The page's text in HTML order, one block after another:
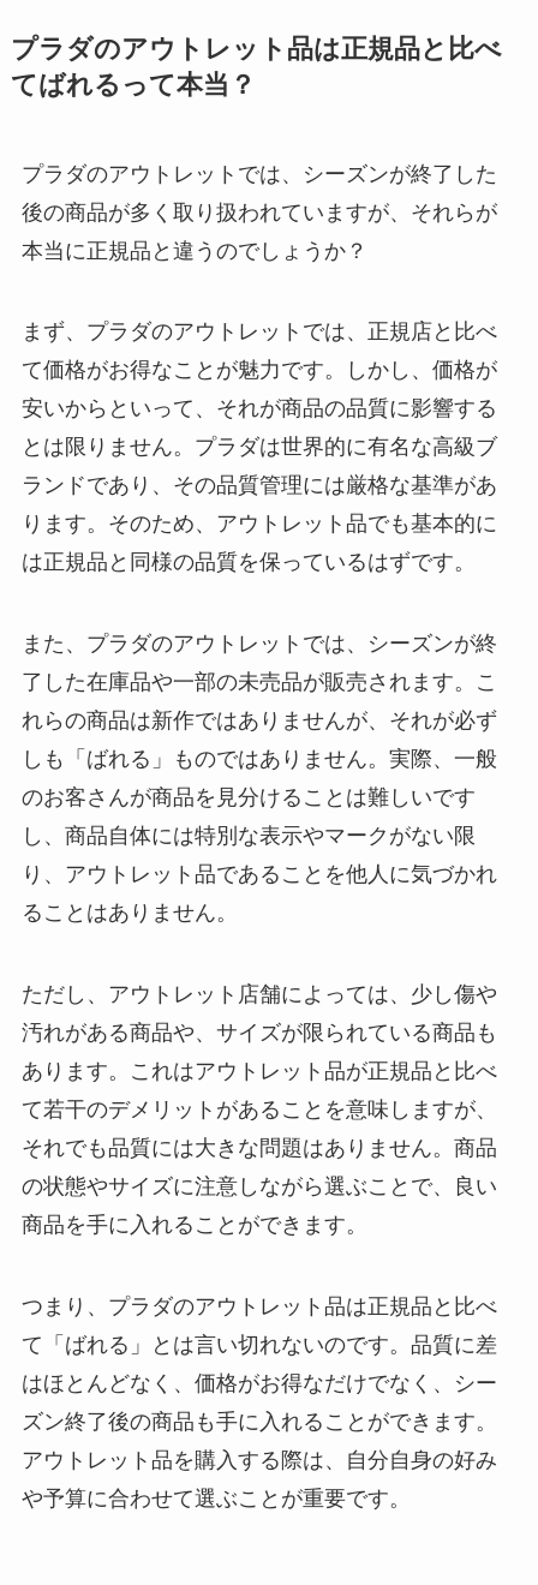
プラダのアウトレット品は正規品と比べ
てばれるって本当？
プラダのアウトレットでは、シーズンが終了した
後の商品が多く取り扱われていますが、それらが
本当に正規品と違うのでしょうか？
まず、プラダのアウトレットでは、正規店と比べ
て価格がお得なことが魅力です。しかし、価格が
安いからといって、それが商品の品質に影響する
とは限りません。プラダは世界的に有名な高級ブ
ランドであり、その品質管理には厳格な基準があ
ります。そのため、アウトレット品でも基本的に
は正規品と同様の品質を保っているはずです。
また、プラダのアウトレットでは、シーズンが終
了した在庫品や一部の未売品が販売されます。こ
れらの商品は新作ではありませんが、それが必ず
しも「ばれる」ものではありません。実際、一般
のお客さんが商品を見分けることは難しいです
し、商品自体には特別な表示やマークがない限
り、アウトレット品であることを他人に気づかれ
ることはありません。
ただし、アウトレット店舗によっては、少し傷や
汚れがある商品や、サイズが限られている商品も
あります。これはアウトレット品が正規品と比べ
て若干のデメリットがあることを意味しますが、
それでも品質には大きな問題はありません。商品
の状態やサイズに注意しながら選ぶことで、良い
商品を手に入れることができます。
つまり、プラダのアウトレット品は正規品と比べ
て「ばれる」とは言い切れないのです。品質に差
はほとんどなく、価格がお得なだけでなく、シー
ズン終了後の商品も手に入れることができます。
アウトレット品を購入する際は、自分自身の好み
や予算に合わせて選ぶことが重要です。